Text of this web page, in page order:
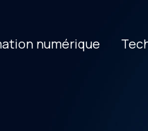
numérique